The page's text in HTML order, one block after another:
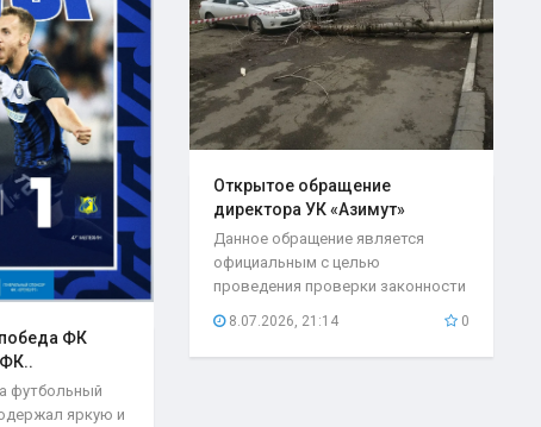
ФК
футбольный
яркую и
Открытое обращение
директора УК «Азимут»
Елены..
Данное обращение является
официальным с целью
проведения проверки законности
возложения ответственности...
8.07.2026, 21:14 0